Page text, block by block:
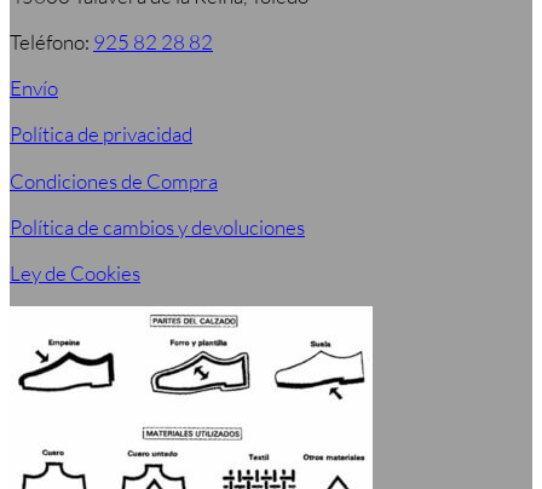
Teléfono: 925 82 28 82
Envío
Política de privacidad
Condiciones de Compra
Política de cambios y devoluciones
Ley de Cookies